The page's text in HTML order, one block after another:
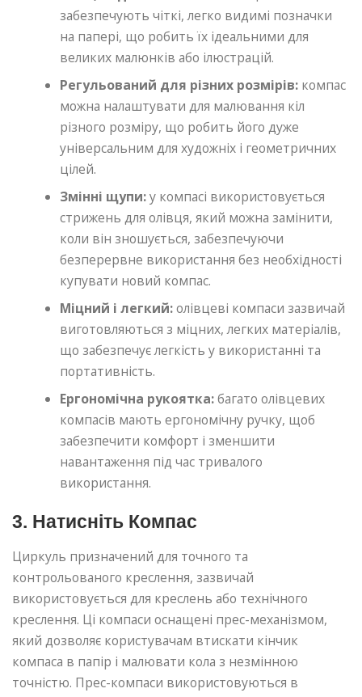
забезпечують чіткі, легко видимі позначки
на папері, що робить їх ідеальними для
великих малюнків або ілюстрацій.
Регульований для різних розмірів: компас
можна налаштувати для малювання кіл
різного розміру, що робить його дуже
універсальним для художніх і геометричних
цілей.
Змінні щупи:у компасі використовується
стрижень для олівця, який можна замінити,
коли він зношується, забезпечуючи
безперервне використання без необхідності
купувати новий компас.
Міцний і легкий:олівцеві компаси зазвичай
виготовляються з міцних, легких матеріалів,
що забезпечує легкість у використанні та
портативність.
Ергономічна рукоятка:багато олівцевих
компасів мають ергономічну ручку, щоб
забезпечити комфорт і зменшити
навантаження під час тривалого
використання.
3. Натисніть Компас
Циркуль призначений для точного та
контрольованого креслення, зазвичай
використовується для креслень або технічного
креслення. Ці компаси оснащені прес-механізмом,
який дозволяє користувачам втискати кінчик
компаса в папір і малювати кола з незмінною
точністю. Прес-компаси використовуються в